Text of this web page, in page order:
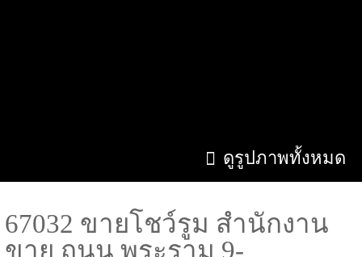
ดูรูปภาพทั้งหมด
67032 ขายโชว์รูม สำนักงาน
ขาย ถนน พระราม 9-